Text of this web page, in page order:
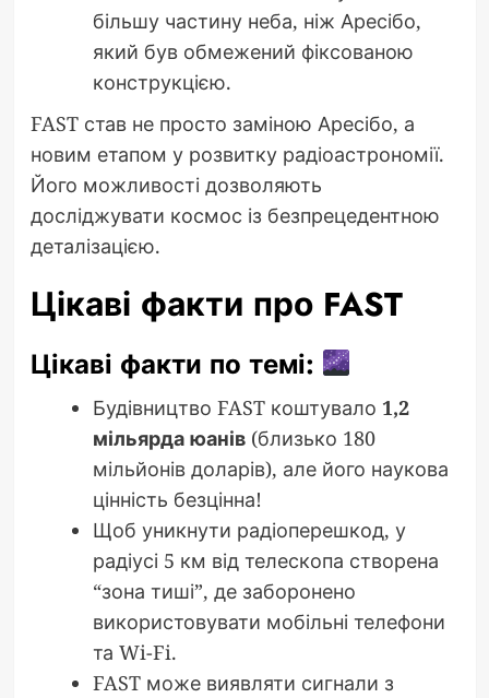
більшу частину неба, ніж Аресібо,
який був обмежений фіксованою
конструкцією.
FAST став не просто заміною Аресібо, а
новим етапом у розвитку радіоастрономії.
Його можливості дозволяють
досліджувати космос із безпрецедентною
деталізацією.
Цікаві факти про FAST
Цікаві факти по темі:
Будівництво FAST коштувало 1,2
мільярда юанів(близько 180
мільйонів доларів), але його наукова
цінність безцінна!
Щоб уникнути радіоперешкод, у
радіусі 5 км від телескопа створена
“зона тиші”, де заборонено
використовувати мобільні телефони
та Wi-Fi.
FAST може виявляти сигнали з